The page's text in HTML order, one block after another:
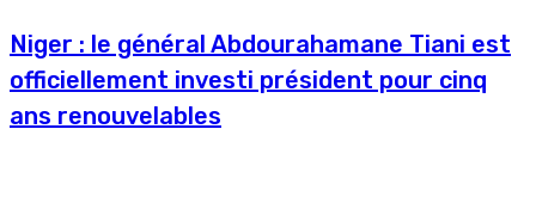
Niger : le général Abdourahamane Tiani est
officiellement investi président pour cinq
ans renouvelables